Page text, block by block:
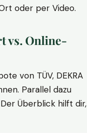
oder per Video.
vs. Online-
von TÜV, DEKRA
Parallel dazu
Überblick hilft dir,